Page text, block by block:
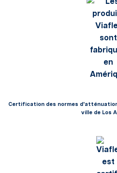
Certification des normes
ville de Los